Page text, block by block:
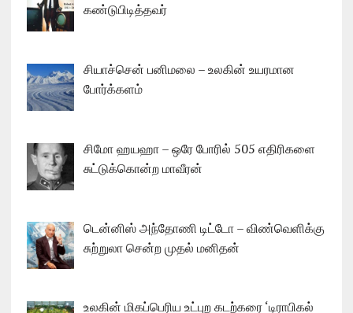
கண்டுபிடித்தவர்
சியாச்சென் பனிமலை – உலகின் உயரமான
போர்க்களம்
சிமோ ஹயஹா – ஒரே போரில் 505 எதிரிகளை
சுட்டுக்கொன்ற மாவீரன்
டென்னிஸ் அந்தோணி டிட்டோ – விண்வெளிக்கு
சுற்றுலா சென்ற முதல் மனிதன்
உலகின் மிகப்பெரிய உட்புற கடற்கரை ‘டிராபிகல்